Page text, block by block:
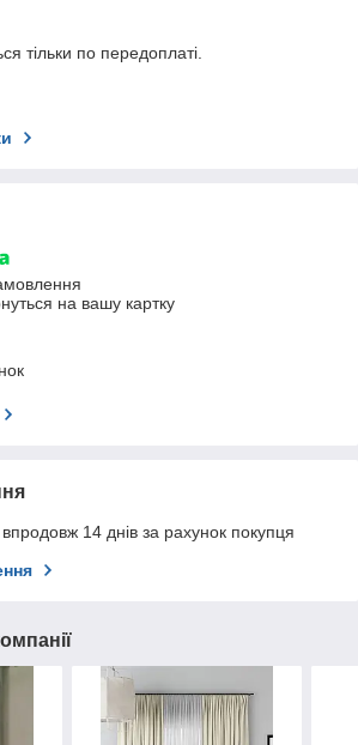
тільки по передоплаті.
на вашу картку
14 днів за рахунок покупця